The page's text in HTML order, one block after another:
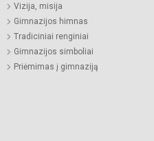
Vizija, misija
Gimnazijos himnas
Tradiciniai renginiai
Gimnazijos simboliai
Priėmimas į gimnaziją